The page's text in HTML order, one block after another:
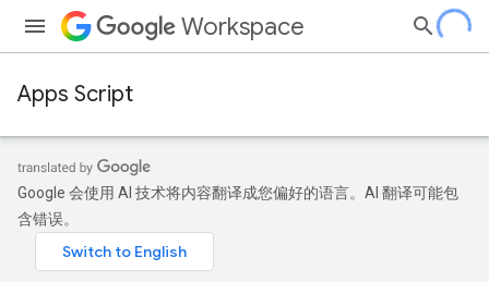
Workspace
Apps Script
Google 会使用 AI 技术将内容翻译成您偏好的语言。AI 翻译可能包
含错误。